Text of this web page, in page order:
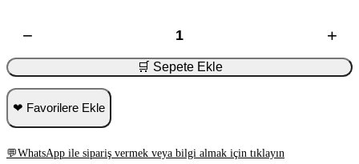
− +
🛒 Sepete Ekle
❤ Favorilere Ekle
💬WhatsApp ile sipariş vermek veya bilgi almak için tıklayın